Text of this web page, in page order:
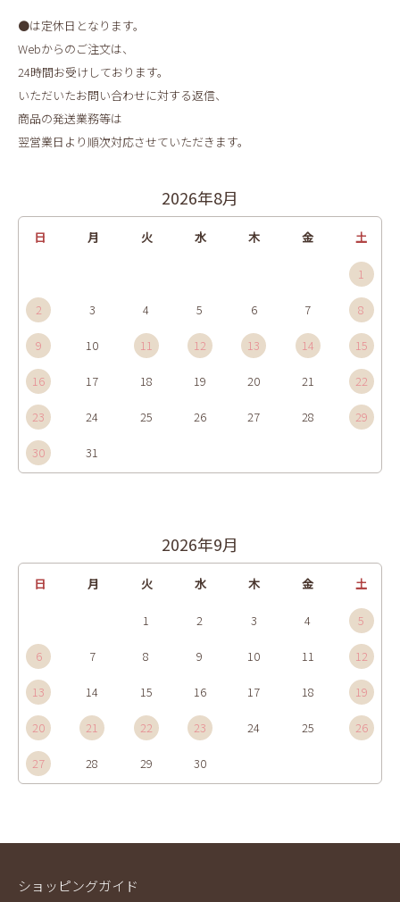
●は定休日となります。
Webからのご注文は、
24時間お受けしております。
いただいたお問い合わせに対する返信、
商品の発送業務等は
翌営業日より順次対応させていただきます。
2026年8月
日 月 火 水 木 金 土
1
2 3 4 5 6 7 8
9 10 11 12 13 14 15
16 17 18 19 20 21 22
23 24 25 26 27 28 29
30 31
2026年9月
日 月 火 水 木 金 土
1 2 3 4 5
6 7 8 9 10 11 12
13 14 15 16 17 18 19
20 21 22 23 24 25 26
27 28 29 30
ショッピングガイド